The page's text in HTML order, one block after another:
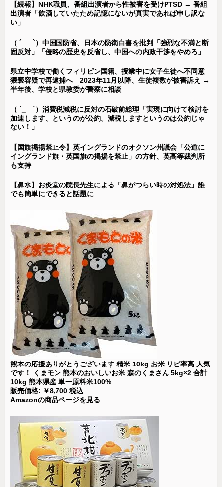
【続報】NHK職員、番組出演者から性被害を受けPTSD → 番組
出演者「飲酒していたため記憶にないが真実であれば申し訳な
い」
（ ´_ゝ`）中国国防省、日本の防衛白書を批判「強烈な不満と断
固反対」「侵略の歴史を反省し、中国への内政干渉をやめろ」
県立中学校で働くフィリピン国籍、授業中に女子生徒へ不同意
猥褻容疑で再逮捕へ 2023年11月以降、生徒複数が被害訴え →
半年後、学校と県教委が警察に相談
（ ´_ゝ`）消費税減税に反対の石破前総理「実現に向けて検討を
加速します、というのが公約。減税しますというのは公約じゃ
ない！」
【国旗掲揚禁止令】英イングランドのオクソン州議会「公道に
イングランド旗・英国旗の掲揚を禁止」の方針、英高等裁判所
も支持
【鼻水】お灸堂の院長先生による「鼻がつらい時の対処法」誰
でも簡単にできると話題に
熊本の応援ありがとうございます 精米 10kg お米 リピ率高 人気
です！ くまモン 熊本のおいしいお米 森のくまさん 5kg×2 合計
10kg 熊本県産 単一原料米100%
販売価格: ￥8,700 税込
Amazonの商品ページを見る